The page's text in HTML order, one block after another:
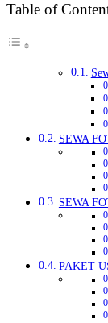
Table of
SEWA
SEWA
PAKET